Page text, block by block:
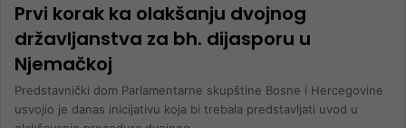
Prvi korak ka olakšanju dvojnog
državljanstva za bh. dijasporu u
Njemačkoj
Predstavnički dom Parlamentarne skupštine Bosne i Hercegovine
usvojio je danas inicijativu koja bi trebala predstavljati uvod u